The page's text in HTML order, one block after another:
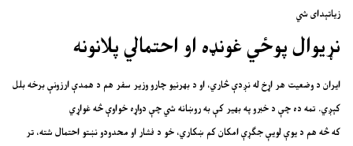
زیاتېدای شي
نړیوال پوځي غونډه او احتمالي پلانونه
ایران د وضعیت هر اړخ له نږدې څاري، او د بهرنیو چارو وزیر سفر هم د همدې ارزونې برخه بلل
کېږي. تمه ده چې د خبرو په بهیر کې به روښانه شي چې دواړه خواوې څه غواړي
که څه هم د یوې لویې جګړې امکان کم ښکاري، خو د فشار او محدودو نښتو احتمال شته، تر